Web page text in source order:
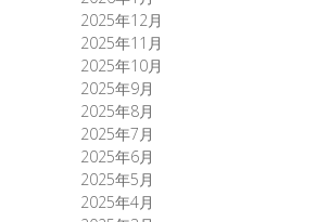
2025年12月
2025年11月
2025年10月
2025年9月
2025年8月
2025年7月
2025年6月
2025年5月
2025年4月